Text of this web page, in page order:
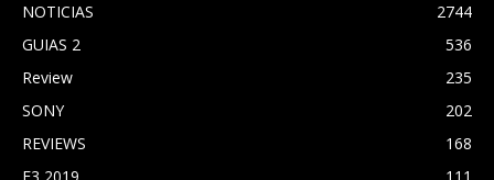
NOTICIAS
2744
GUIAS 2
536
Review
235
SONY
202
REVIEWS
168